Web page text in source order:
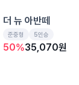
더 뉴 아반떼
준중형 5인승
50%35,070원